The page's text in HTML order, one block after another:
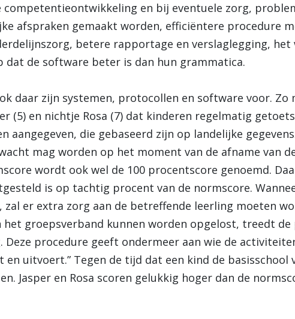
en bij eventuele zorg,
afspraken gemaakt worden, efficiëntere procedure
betere rapportage en verslaglegging, het
dat de software beter is dan hun grammatica.
daar zijn systemen, protocollen en software voor. Zo
(5) en nichtje Rosa (7) dat kinderen regelmatig
aangegeven, die gebaseerd zijn op landelijke
mag worden op het moment van de afname van
wordt ook wel de 100 procentscore genoemd.
is op tachtig procent van de normscore.
zal er extra zorg aan de betreffende leerling moeten
groepsverband kunnen worden opgelost, treedt de
Deze procedure geeft ondermeer aan wie de
uitvoert.” Tegen de tijd dat een kind de basisschool
Jasper en Rosa scoren gelukkig hoger dan de